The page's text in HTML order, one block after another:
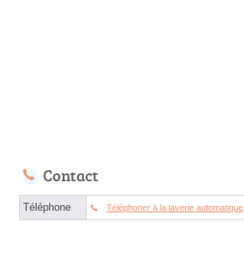
Contact
Téléphone Téléphoner à la laverie automatique